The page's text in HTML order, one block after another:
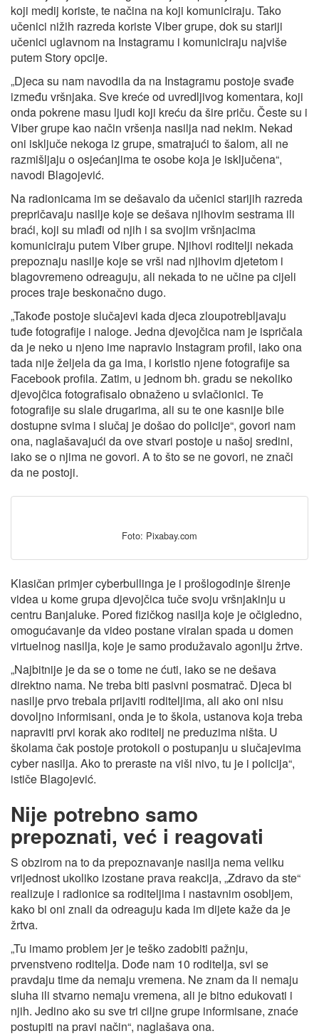
koji medij koriste, te načina na koji komuniciraju. Tako
učenici nižih razreda koriste Viber grupe, dok su stariji
učenici uglavnom na Instagramu i komuniciraju najviše
putem Story opcije.
„Djeca su nam navodila da na Instagramu postoje svađe
između vršnjaka. Sve kreće od uvredljivog komentara, koji
onda pokrene masu ljudi koji kreću da šire priču. Česte su i
Viber grupe kao način vršenja nasilja nad nekim. Nekad
oni isključe nekoga iz grupe, smatrajući to šalom, ali ne
razmišljaju o osjećanjima te osobe koja je isključena“,
navodi Blagojević.
Na radionicama im se dešavalo da učenici starijih razreda
prepričavaju nasilje koje se dešava njihovim sestrama ili
braći, koji su mlađi od njih i sa svojim vršnjacima
komuniciraju putem Viber grupe. Njihovi roditelji nekada
prepoznaju nasilje koje se vrši nad njihovim djetetom i
blagovremeno odreaguju, ali nekada to ne učine pa cijeli
proces traje beskonačno dugo.
„Takođe postoje slučajevi kada djeca zloupotrebljavaju
tuđe fotografije i naloge. Jedna djevojčica nam je ispričala
da je neko u njeno ime napravio Instagram profil, iako ona
tada nije željela da ga ima, i koristio njene fotografije sa
Facebook profila. Zatim, u jednom bh. gradu se nekoliko
djevojčica fotografisalo obnaženo u svlačionici. Te
fotografije su slale drugarima, ali su te one kasnije bile
dostupne svima i slučaj je došao do policije“, govori nam
ona, naglašavajući da ove stvari postoje u našoj sredini,
iako se o njima ne govori. A to što se ne govori, ne znači
da ne postoji.
Foto: Pixabay.com
Klasičan primjer cyberbullinga je i prošlogodinje širenje
videa u kome grupa djevojčica tuče svoju vršnjakinju u
centru Banjaluke. Pored fizičkog nasilja koje je očigledno,
omogućavanje da video postane viralan spada u domen
virtuelnog nasilja, koje je samo produžavalo agoniju žrtve.
„Najbitnije je da se o tome ne ćuti, iako se ne dešava
direktno nama. Ne treba biti pasivni posmatrač. Djeca bi
nasilje prvo trebala prijaviti roditeljima, ali ako oni nisu
dovoljno informisani, onda je to škola, ustanova koja treba
napraviti prvi korak ako roditelj ne preduzima ništa. U
školama čak postoje protokoli o postupanju u slučajevima
cyber nasilja. Ako to preraste na viši nivo, tu je i policija“,
ističe Blagojević.
Nije potrebno samo
prepoznati, već i reagovati
S obzirom na to da prepoznavanje nasilja nema veliku
vrijednost ukoliko izostane prava reakcija, „Zdravo da ste“
realizuje i radionice sa roditeljima i nastavnim osobljem,
kako bi oni znali da odreaguju kada im dijete kaže da je
žrtva.
„Tu imamo problem jer je teško zadobiti pažnju,
prvenstveno roditelja. Dođe nam 10 roditelja, svi se
pravdaju time da nemaju vremena. Ne znam da li nemaju
sluha ili stvarno nemaju vremena, ali je bitno edukovati i
njih. Jedino ako su sve tri ciljne grupe informisane, znaće
postupiti na pravi način“, naglašava ona.